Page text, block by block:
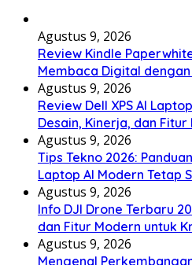
Agustus 9, 2026
Review Kindle
Membaca Digital
Agustus 9, 2026
Review Dell XPS AI
Desain, Kinerja, dan
Agustus 9, 2026
Tips Tekno 2026:
Laptop AI Modern Tetap
Agustus 9, 2026
Info DJI Drone Terbaru
dan Fitur Modern untuk
Agustus 9, 2026
Mengenal